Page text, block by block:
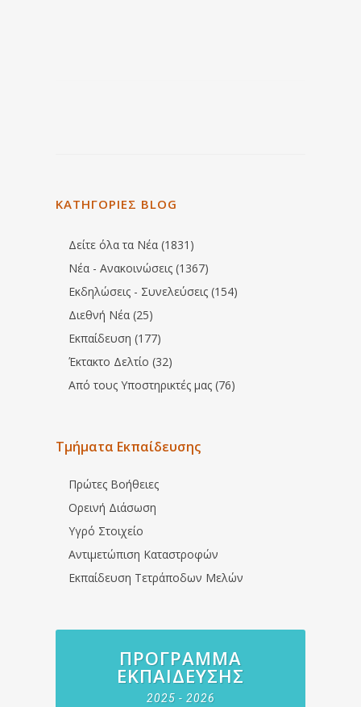
ΚΑΤΗΓΟΡΙΕΣ BLOG
Δείτε όλα τα Νέα (1831)
Νέα - Ανακοινώσεις (1367)
Εκδηλώσεις - Συνελεύσεις (154)
Διεθνή Νέα (25)
Εκπαίδευση (177)
Έκτακτο Δελτίο (32)
Από τους Υποστηρικτές μας (76)
Τμήματα Εκπαίδευσης
Πρώτες Βοήθειες
Ορεινή Διάσωση
Υγρό Στοιχείο
Αντιμετώπιση Καταστροφών
Εκπαίδευση Τετράποδων Μελών
ΠΡΌΓΡΑΜΜΑ
ΕΚΠΑΊΔΕΥΣΗΣ
2025 - 2026